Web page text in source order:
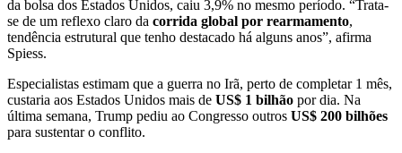
da bolsa dos Estados Unidos, caiu 3,9% no mesmo período. “Trata-
se de um reflexo claro da corrida global por rearmamento,
tendência estrutural que tenho destacado há alguns anos”, afirma
Spiess.
Especialistas estimam que a guerra no Irã, perto de completar 1 mês,
custaria aos Estados Unidos mais de US$ 1 bilhão por dia. Na
última semana, Trump pediu ao Congresso outros US$ 200 bilhões
para sustentar o conflito.